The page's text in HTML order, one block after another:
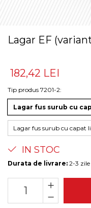
Lagar EF
182,42 LEI
Tip produs 7201-2:
Lagar fus surub cu
Lagar fus surub cu capat
IN STOC
Durata de livrare: 2-3